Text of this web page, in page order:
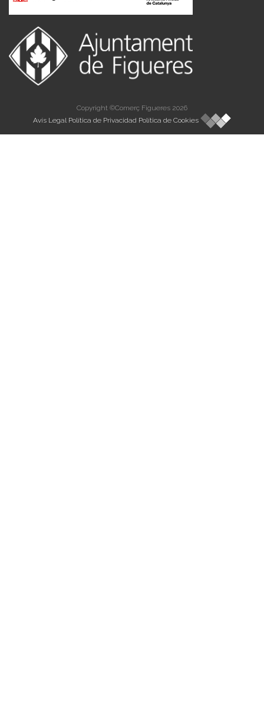
Copyright ©Comerç Figueres 2026
Avís Legal Política de Privacidad Política de Cookies